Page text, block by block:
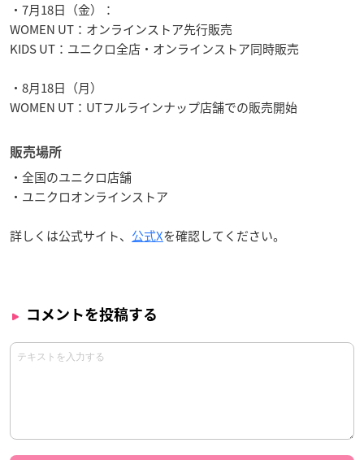
・7月18日（金）：
WOMEN UT：オンラインストア先行販売
KIDS UT：ユニクロ全店・オンラインストア同時販売
・8月18日（月）
WOMEN UT：UTフルラインナップ店舗での販売開始
販売場所
・全国のユニクロ店舗
・ユニクロオンラインストア
詳しくは公式サイト、 公式Xを確認してください。
コメントを投稿する